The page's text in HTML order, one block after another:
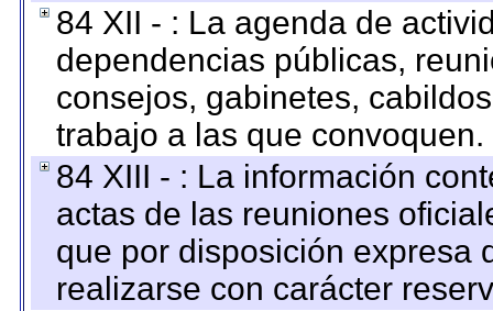
84 XII - : La agenda de
dependencias públicas,
consejos, gabinetes,
trabajo a las que convoquen.
84 XIII - : La información
actas de las reuniones
que por disposición expresa
realizarse con carácter